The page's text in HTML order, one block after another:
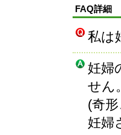
FAQ詳細
私は
妊婦
せん
(奇
妊婦